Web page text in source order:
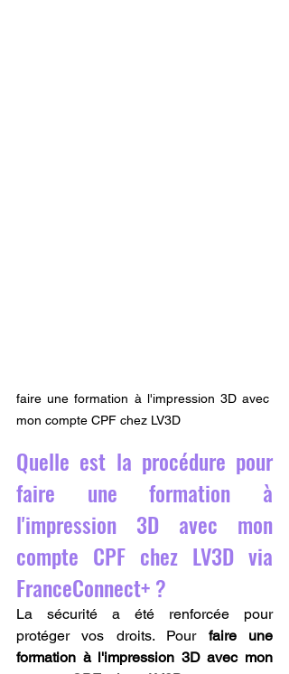
faire une formation à l'impression 3D avec
mon compte CPF chez LV3D
Quelle est la procédure pour
faire une formation à
l'impression 3D avec mon
compte CPF chez LV3D via
FranceConnect+ ?
La sécurité a été renforcée pour
protéger vos droits. Pour faire une
formation à l'impression 3D avec mon